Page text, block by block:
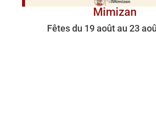
Mimizan
Fêtes du 19 août au 23